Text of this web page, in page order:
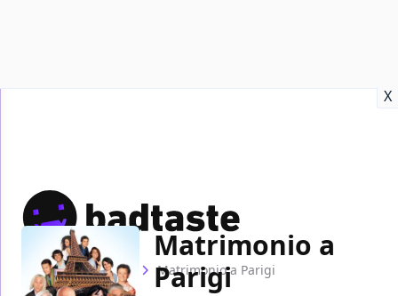
X
Home Film Matrimonio a Parigi
Matrimonio a
Parigi